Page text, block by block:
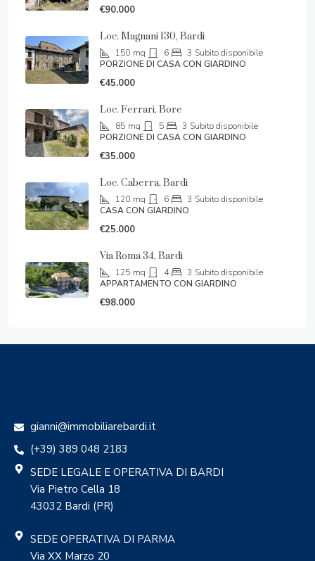
€90.000
Loc. Magnani 130, Bardi
150 mq 6 3 Subito disponibile
PORZIONE DI CASA CON GIARDINO
€45.000
Loc. Ferrari, Bore
85 mq 5 3 Subito disponibile
PORZIONE DI CASA CON GIARDINO
€35.000
Loc. Caberra, Bardi
120 mq 6 3 Subito disponibile
CASA CON GIARDINO
€25.000
Via Roma 34, Bardi
125 mq 4 3 Subito disponibile
APPARTAMENTO CON GIARDINO
€98.000
gianni@immobiliarebardi.it
(+39) 389 048 2183
SEDE LEGALE E OPERATIVA DI BARDI
Via Pietro Cella 18
43032 Bardi (PR)
SEDE OPERATIVA DI PARMA
Via XX Marzo 20